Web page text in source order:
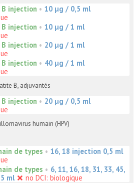
injection • 10 µg / 0,5 ml
injection • 10 µg / 1 ml
injection • 20 µg / 1 ml
injection • 40 µg / 1 ml
B, adjuvantés
injection • 20 µg / 0,5 ml
humain (HPV)
de types • 16, 18 injection 0,5 ml
de types • 6, 11, 16, 18, 31, 33, 45,
ml
no DCI: biologique